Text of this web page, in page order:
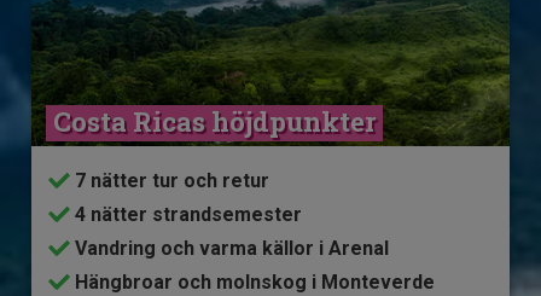
Costa Ricas höjdpunkter
7 nätter tur och retur
4 nätter strandsemester
Vandring och varma källor i Arenal
Hängbroar och molnskog i Monteverde